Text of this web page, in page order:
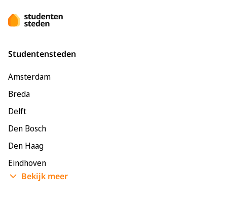
Studentensteden
Amsterdam
Breda
Delft
Den Bosch
Den Haag
Eindhoven
Enschede
Bekijk meer